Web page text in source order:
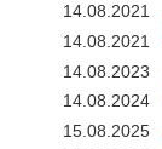
14.08.2021
14.08.2021
14.08.2023
14.08.2024
15.08.2025